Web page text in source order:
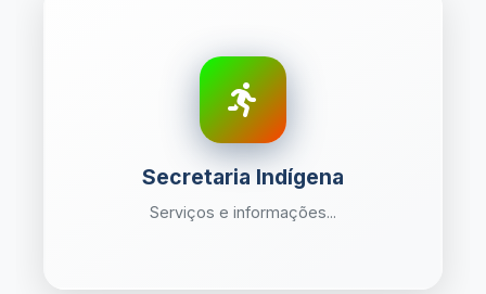
Secretaria Indígena
Serviços e informações...